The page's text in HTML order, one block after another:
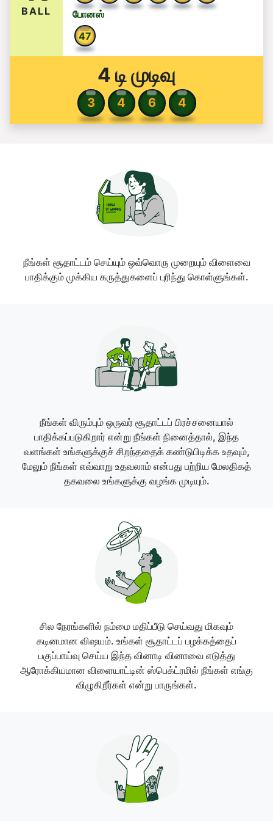
BALL
போனஸ்
47
4 டி முடிவு
3 4 6 4
நீங்கள் சூதாட்டம் செய்யும் ஒவ்வொரு முறையும் விளைவை
பாதிக்கும் முக்கிய கருத்துகளைப் புரிந்து கொள்ளுங்கள்.
நீங்கள் விரும்பும் ஒருவர் சூதாட்டப் பிரச்சனையால்
பாதிக்கப்படுகிறார் என்று நீங்கள் நினைத்தால், இந்த
வளங்கள் உங்களுக்குச் சிறந்ததைக் கண்டுபிடிக்க உதவும்,
மேலும் நீங்கள் எவ்வாறு உதவலாம் என்பது பற்றிய மேலதிகத்
தகவலை உங்களுக்கு வழங்க முடியும்.
சில நேரங்களில் நம்மை மதிப்பீடு செய்வது மிகவும்
கடினமான விஷயம். உங்கள் சூதாட்டப் பழக்கத்தைப்
பகுப்பாய்வு செய்ய இந்த வினாடி வினாவை எடுத்து
ஆரோக்கியமான விளையாட்டின் ஸ்பெக்ட்ரமில் நீங்கள் எங்கு
விழுகிறீர்கள் என்று பாருங்கள்.